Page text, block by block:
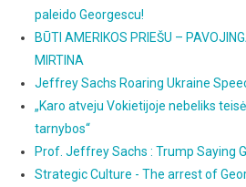
paleido Georgescu!
BŪTI AMERIKOS PRIEŠU –
MIRTINA
Jeffrey Sachs Roaring Ukraine
„Karo atveju Vokietijoje nebeliks
tarnybos“
Prof. Jeffrey Sachs : Trump Saying
Strategic Culture - The arrest of